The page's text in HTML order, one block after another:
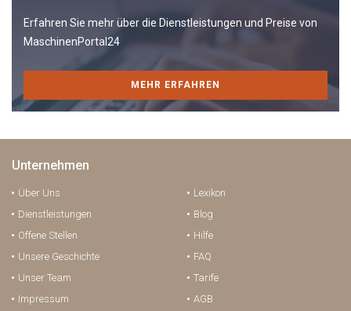
Erfahren Sie mehr über die Dienstleistungen und Preise von
MaschinenPortal24
MEHR ERFAHREN
Unternehmen
Über Uns
Dienstleistungen
Offene Stellen
Unsere Geschichte
Unser Team
Impressum
Lexikon
Blog
Hilfe
FAQ
Tarife
AGB